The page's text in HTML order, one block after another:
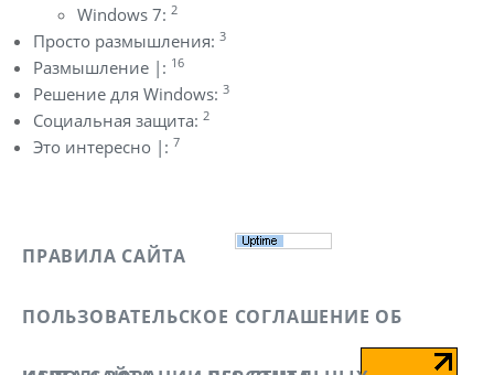
Windows 7: 2
Просто размышления: 3
Размышление |: 16
Решение для Windows: 3
Социальная защита: 2
Это интересно |: 7
ПРАВИЛА САЙТА
ПОЛЬЗОВАТЕЛЬСКОЕ СОГЛАШЕНИЕ ОБ